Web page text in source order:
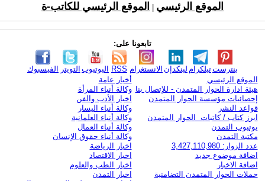
الموقع الرئيسي الموقع الرئيسي للكاتب-ة
تابعونا على:
الفيسبوك التويتر اليوتيوب RSS الانستغرام لينكدإن تيلكرامبنترست
الموقع الرئيسي
هيئة ادارة الحوار المتمدن - للإتصال بنا
إحصائيات مؤسسة الحوار المتمدن
قواعد النشر
ابرز كتاب / كاتبات الحوار المتمدن
يوتيوب التمدن
مكتبة التمدن
عدد الزوار: 3,427,110,980
اضافة موضوع جديد
اضافة الاخبار
حملات الحوار المتمدن التضامنية
أخبار عامة
وكالة أنباء المرأة
اخبار الأدب والفن
وكالة أنباء اليسار
وكالة أنباء العلمانية
وكالة أنباء العمال
وكالة أنباء حقوق الإنسان
اخبار الرياضة
اخبار الاقتصاد
اخبار الطب والعلوم
اخبار التمدن